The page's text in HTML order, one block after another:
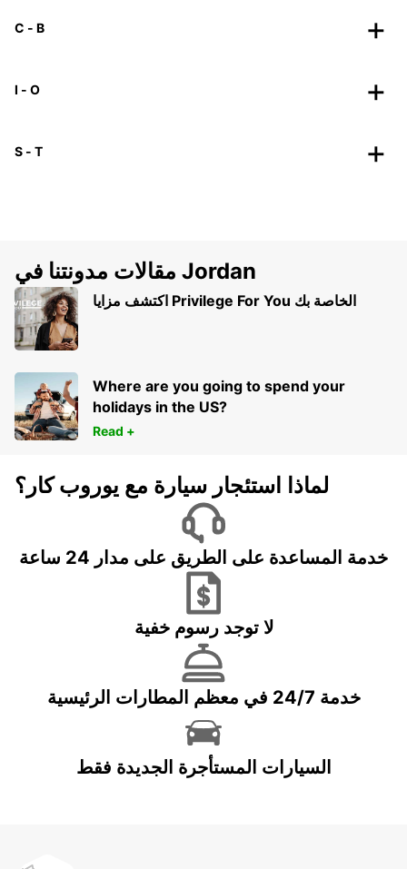
C - B
I - O
S - T
مقالات مدونتنا في Jordan
اكتشف مزايا Privilege For You الخاصة بك
Where are you going to spend your
holidays in the US?
Read +
لماذا استئجار سيارة مع يوروب كار؟
خدمة المساعدة على الطريق على مدار 24 ساعة
لا توجد رسوم خفية
خدمة 24/7 في معظم المطارات الرئيسية
السيارات المستأجرة الجديدة فقط